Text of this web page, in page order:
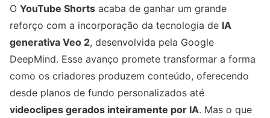
O YouTube Shorts acaba de ganhar um grande
reforço com a incorporação da tecnologia de IA
generativa Veo 2, desenvolvida pela Google
DeepMind. Esse avanço promete transformar a forma
como os criadores produzem conteúdo, oferecendo
desde planos de fundo personalizados até
videoclipes gerados inteiramente por IA. Mas o que